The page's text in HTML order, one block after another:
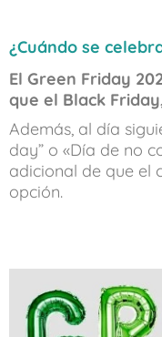
¿Cuándo se
El Green Friday
que el Black
Además, al día
day” o «Día de no
adicional de que el
opción.